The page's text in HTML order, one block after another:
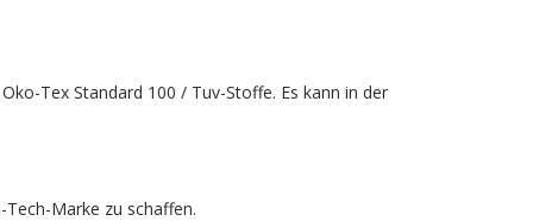
Tex Standard 100 / Tuv-Stoffe. Es kann in der
Marke zu schaffen.